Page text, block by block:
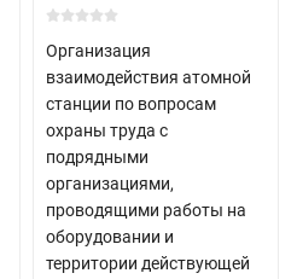
Организация
взаимодействия атомной
станции по вопросам
охраны труда с
подрядными
организациями,
проводящими работы на
оборудовании и
территории действующей